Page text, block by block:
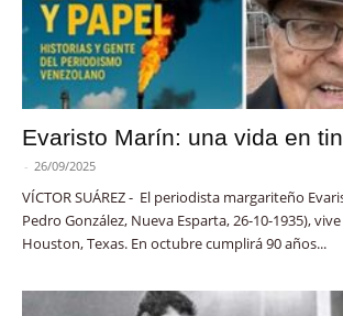
Evaristo Marín: una vida en
- 26/09/2025
VÍCTOR SUÁREZ - El periodista margariteño
Pedro González, Nueva Esparta, 26-10-1935),
Houston, Texas. En octubre cumplirá 90 años...